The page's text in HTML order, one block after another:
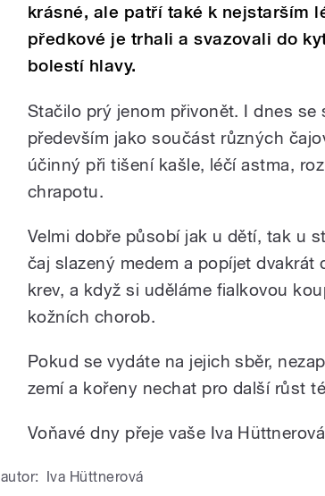
krásné, ale patří také k nejstarším
předkové je trhali a svazovali do
bolestí hlavy.
Stačilo prý jenom přivonět. I dnes
především jako součást různých
účinný při tišení kašle, léčí astma,
chrapotu.
Velmi dobře působí jak u dětí, tak u
čaj slazený medem a popíjet dvakrát
krev, a když si uděláme fialkovou
kožních chorob.
Pokud se vydáte na jejich sběr,
zemí a kořeny nechat pro další růst
Voňavé dny přeje vaše Iva
autor: Iva Hüttnerová